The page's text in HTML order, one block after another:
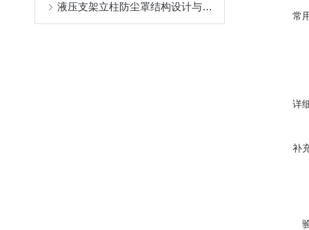
液压支架立柱防尘罩结构设计与密封防护原理
常
详
补